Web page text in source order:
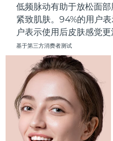
低频脉动有助于放松面
紧致肌肤。94%的用户
户表示使用后皮肤感觉更
基于第三方消费者测试
马来西亚
马耳他
墨西哥
摩纳哥
荷兰
新西兰